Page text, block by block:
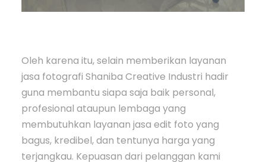
Oleh karena itu, selain memberikan layanan
jasa fotografi Shaniba Creative Industri hadir
guna membantu siapa saja baik personal,
profesional ataupun lembaga yang
membutuhkan layanan jasa edit foto yang
bagus, kredibel, dan tentunya harga yang
terjangkau. Kepuasan dari pelanggan kami